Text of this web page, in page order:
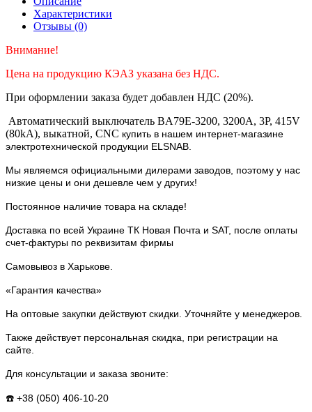
Характеристики
Отзывы (0)
Внимание!
Цена на продукцию КЭАЗ указана без НДС.
При оформлении заказа будет добавлен НДС (20%).
Автоматический выключатель BA79E-3200, 3200А, 3P, 415V
(80kA), выкатной, CNC купить в нашем интернет-магазине
электротехнической продукции ELSNAB.
Мы являемся официальными дилерами заводов, поэтому у нас
низкие цены и они дешевле чем у других!
Постоянное наличие товара на складе!
Доставка по всей Украине ТК Новая Почта и SAT, после оплаты
счет-фактуры по реквизитам фирмы
Самовывоз в Харькове.
«Гарантия качества»
На оптовые закупки действуют скидки. Уточняйте у менеджеров.
Также действует персональная скидка, при регистрации на
сайте.
Для консультации и заказа звоните:
☎️ +38 (050) 406-10-20